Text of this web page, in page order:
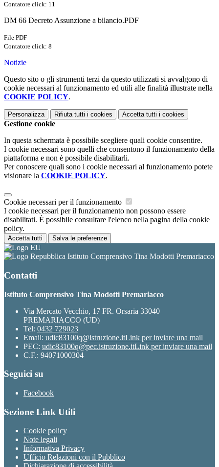
Contatore click: 11
DM 66 Decreto Assunzione a bilancio.PDF
File PDF
Contatore click: 8
Notizie
Questo sito o gli strumenti terzi da questo utilizzati si avvalgono di
cookie necessari al funzionamento ed utili alle finalità illustrate nella
COOKIE POLICY.
Personalizza Rifiuta tutti i cookies Accetta tutti i cookies
Gestione cookie
In questa schermata è possibile scegliere quali cookie consentire.
I cookie necessari sono quelli che consentono il funzionamento della
piattaforma e non è possibile disabilitarli.
Per conoscere quali sono i cookie necessari al funzionamento potete
visionare la COOKIE POLICY.
Cookie necessari per il funzionamento
I cookie necessari per il funzionamento non possono essere
disabilitati. È possibile consultare l'elenco nella pagina della cookie
policy.
Accetta tutti Salva le preferenze
Istituto Comprensivo Tina Modotti Premariacco
Contatti
Istituto Comprensivo Tina Modotti Premariacco
Via Mercato Vecchio, 17 FR. Orsaria 33040
PREMARIACCO (UD)
Tel: 0432 729023
Email: udic83100q@istruzione.itLink per inviare una mail
PEC: udic83100q@pec.istruzione.itLink per inviare una mail
C.F.: 94071000304
Seguici su
Facebook
Sezione Link Utili
Cookie policy
Note legali
Informativa Privacy
Ufficio Relazioni con il Pubblico